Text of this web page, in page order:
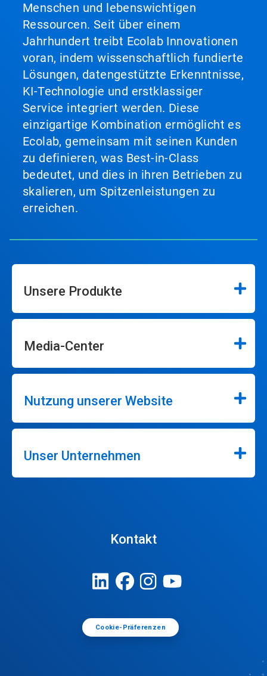
Menschen und lebenswichtigen
Ressourcen. Seit über einem
Jahrhundert treibt Ecolab Innovationen
voran, indem wissenschaftlich fundierte
Lösungen, datengestützte Erkenntnisse,
KI-Technologie und erstklassiger
Service integriert werden. Diese
einzigartige Kombination ermöglicht es
Ecolab, gemeinsam mit seinen Kunden
zu definieren, was Best-in-Class
bedeutet, und dies in ihren Betrieben zu
skalieren, um Spitzenleistungen zu
erreichen.
Unsere Produkte
Media-Center
Nutzung unserer Website
Unser Unternehmen
Kontakt
Cookie-Präferenzen